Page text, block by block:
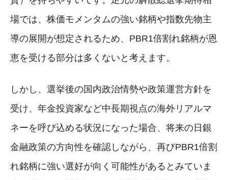
場では、株価モメンタムの強い銘柄や指数先物主
導の展開が想定されるため、PBR1倍割れ銘柄が恩
恵を受ける部分は多くないと考えます。
しかし、選挙後の国内政治情勢や政策運営方針を
受け、年金投資家など中長期視点の海外リアルマ
ネーを呼び込める状況になった場合、将来の日銀
金融政策の方向性を確認しながら、再びPBR1倍割
れ銘柄に強い選好が向く可能性があるとみていま